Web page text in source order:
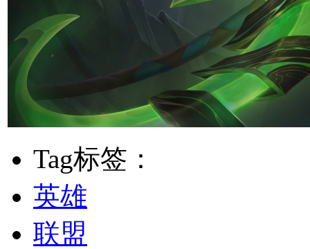
Tag标签：
英雄
联盟